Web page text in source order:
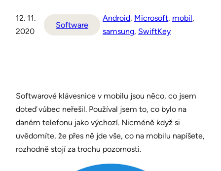
12. 11.
2020
Software
Android, Microsoft, mobil,
samsung, SwiftKey
Softwarové klávesnice v mobilu jsou něco, co jsem
doteď vůbec neřešil. Používal jsem to, co bylo na
daném telefonu jako výchozí. Nicméně když si
uvědomíte, že přes ně jde vše, co na mobilu napíšete,
rozhodně stojí za trochu pozornosti.